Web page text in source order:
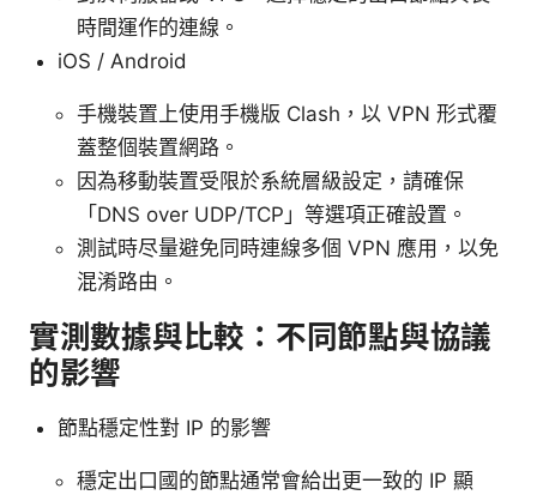
時間運作的連線。
iOS / Android
手機裝置上使用手機版 Clash，以 VPN 形式覆
蓋整個裝置網路。
因為移動裝置受限於系統層級設定，請確保
「DNS over UDP/TCP」等選項正確設置。
測試時尽量避免同時連線多個 VPN 應用，以免
混淆路由。
實測數據與比較：不同節點與協議
的影響
節點穩定性對 IP 的影響
穩定出口國的節點通常會給出更一致的 IP 顯